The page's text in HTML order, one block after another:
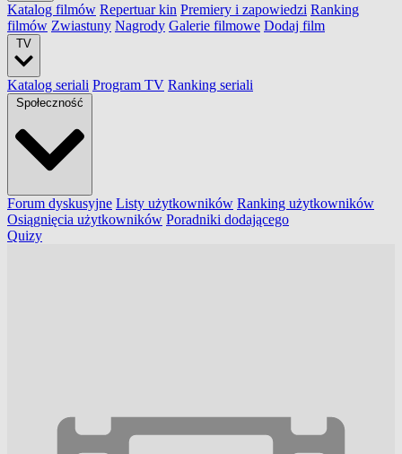
Katalog filmów Repertuar kin Premiery i zapowiedzi Ranking
filmów Zwiastuny Nagrody Galerie filmowe Dodaj film
TV
Katalog seriali Program TV Ranking seriali
Społeczność
Forum dyskusyjne Listy użytkowników Ranking użytkowników
Osiągnięcia użytkowników Poradniki dodającego
Quizy